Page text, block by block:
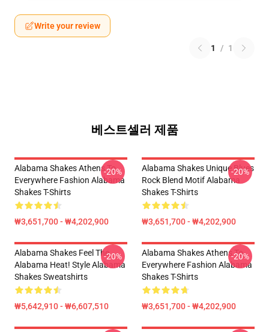
Write your review
1 / 1
베스트셀러 제품
Alabama Shakes Athens To
Everywhere Fashion Alabama
Shakes T-Shirts
₩3,651,700 - ₩4,202,900
-20%
Alabama Shakes Unique Blues
Rock Blend Motif Alabama
Shakes T-Shirts
₩3,651,700 - ₩4,202,900
-20%
Alabama Shakes Feel The
Alabama Heat! Style Alabama
Shakes Sweatshirts
₩5,642,910 - ₩6,607,510
-20%
Alabama Shakes Athens To
Everywhere Fashion Alabama
Shakes T-Shirts
₩3,651,700 - ₩4,202,900
-20%